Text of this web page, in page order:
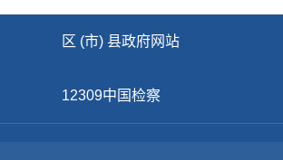
区 (市) 县政府网站
12309中国检察